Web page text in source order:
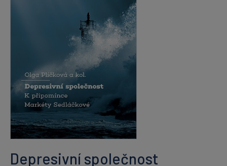
Depresivní společnost